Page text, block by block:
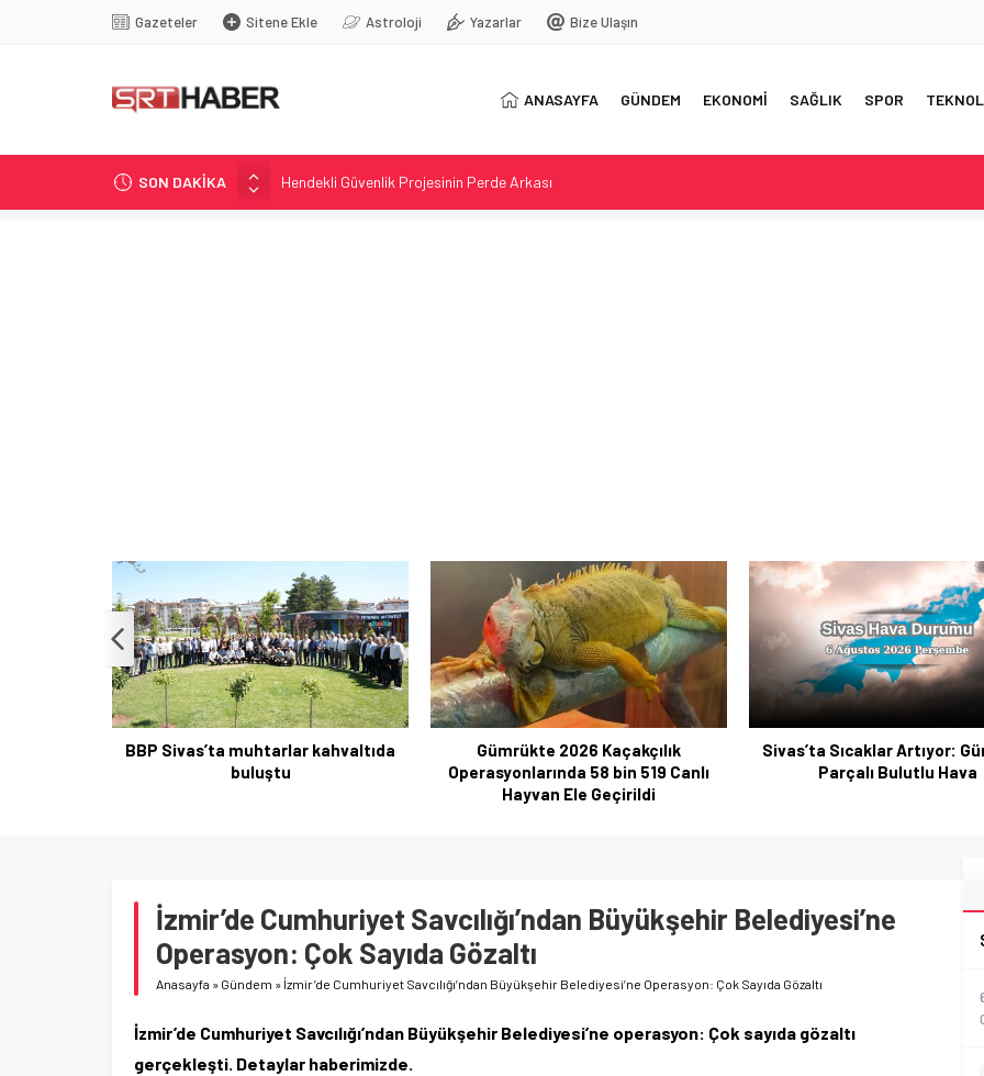
Gazeteler Sitene Ekle Astroloji Yazarlar Bize Ulaşın
ANASAYFA GÜNDEM EKONOMİ SAĞLIK SPOR
SON DAKİKA
Hendekli Güvenlik Projesinin Perde Arkası
Baraj gölünde yeni tutuklama: Delil karartma iddiası büyüyor
BBP Sivas’ta muhtarlar kahvaltıda
buluştu
Gümrükte 2026 Kaçakçılık
Operasyonlarında 58 bin 519 Canlı
Hayvan Ele Geçirildi
Sivas’ta Sıcaklar Artıyor:
Parçalı Bulutlu Hava
İzmir’de Cumhuriyet Savcılığı’ndan Büyükşehir Belediyesi’ne
Operasyon: Çok Sayıda Gözaltı
Anasayfa » Gündem » İzmir’de Cumhuriyet Savcılığı’ndan Büyükşehir Belediyesi’ne Operasyon: Çok Sayıda Gözaltı
İzmir’de Cumhuriyet Savcılığı’ndan Büyükşehir Belediyesi’ne operasyon: Çok sayıda gözaltı
gerçekleşti. Detaylar haberimizde.